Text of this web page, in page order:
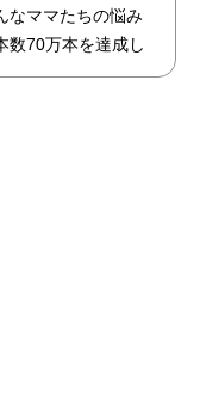
なママたちの悩み
数70万本を達成し
ホイップソープ」